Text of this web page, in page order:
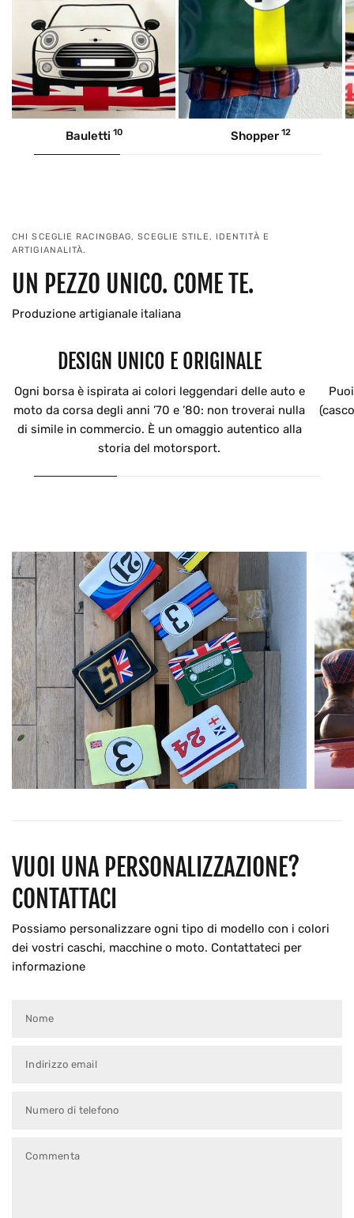
Bauletti 10 Shopper 12
CHI SCEGLIE RACINGBAG, SCEGLIE STILE, IDENTITÀ E
ARTIGIANALITÀ.
UN PEZZO UNICO. COME TE.
Produzione artigianale italiana
DESIGN UNICO E ORIGINALE
Ogni borsa è ispirata ai colori leggendari delle auto e
moto da corsa degli anni ’70 e ’80: non troverai nulla
di simile in commercio. È un omaggio autentico alla
storia del motorsport.
VUOI UNA PERSONALIZZAZIONE?
CONTATTACI
Possiamo personalizzare ogni tipo di modello con i colori
dei vostri caschi, macchine o moto. Contattateci per
informazione
Nome
Indirizzo email
Numero di telefono
Commenta